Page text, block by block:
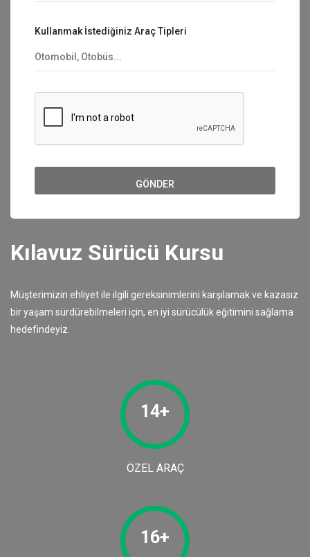
Kullanmak İstediğiniz Araç Tipleri
Kılavuz Sürücü Kursu
Müşterimizin ehliyet ile ilgili gereksinimlerini karşılamak ve kazasız
bir yaşam sürdürebilmeleri için, en iyi sürücülük eğitimini sağlama
hedefindeyiz.
14+
ÖZEL ARAÇ
16+